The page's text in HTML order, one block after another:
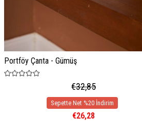
Portföy Çanta - Gümüş
€32,85
€26,28